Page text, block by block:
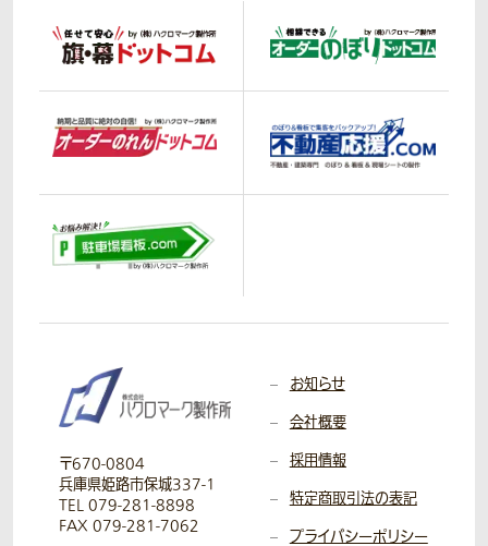
〒670-0804
兵庫県姫路市保城337-1
TEL 079-281-8898
FAX 079-281-7062
お知らせ
会社概要
採用情報
特定商取引法の表記
プライバシーポリシー